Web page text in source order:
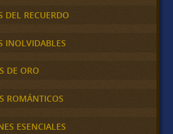
DEL RECUERDO
INOLVIDABLES
DE ORO
ROMÁNTICOS
ESENCIALES